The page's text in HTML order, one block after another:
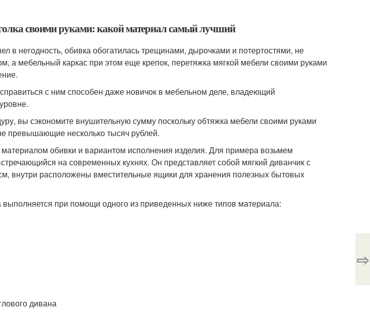
своими руками: какой материал самый лучший
в негодность, обивка обогатилась трещинами, дырочками и потертостями, не
а мебельный каркас при этом еще крепок, перетяжка мягкой мебели своими руками
с ним способен даже новичок в мебельном деле, владеющий
вы сэкономите внушительную сумму поскольку обтяжка мебели своими руками
превышающие несколько тысяч рублей.
обивки и вариантом исполнения изделия. Для примера возьмем
на современных кухнях. Он представляет собой мягкий диванчик с
внутри расположены вместительные ящики для хранения полезных бытовых
выполняется при помощи одного из приведенных ниже типов материала:
дивана
⇨